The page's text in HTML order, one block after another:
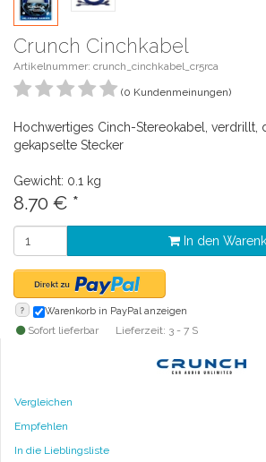
Crunch Cinchkabel
Artikelnummer: crunch_cinchkabel_cr5rca
(0 Kundenmeinungen)
Hochwertiges Cinch-Stereokabel, verdrillt,
gekapselte Stecker
Gewicht: 0.1 kg
8.70 € *
In den
? Warenkorb in PayPal anzeigen
Sofort lieferbar Lieferzeit: 3 - 7 S
Vergleichen
Empfehlen
In die Lieblingsliste